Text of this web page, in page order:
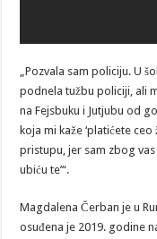
„Pozvala sam policiju. U
podnela tužbu policiji, ali
na Fejsbuku i Jutjubu od
koja mi kaže ‘platićete
pristupu, jer sam zbog
ubiću te’“.
Magdalena Čerban je u
osuđena je 2019. godine